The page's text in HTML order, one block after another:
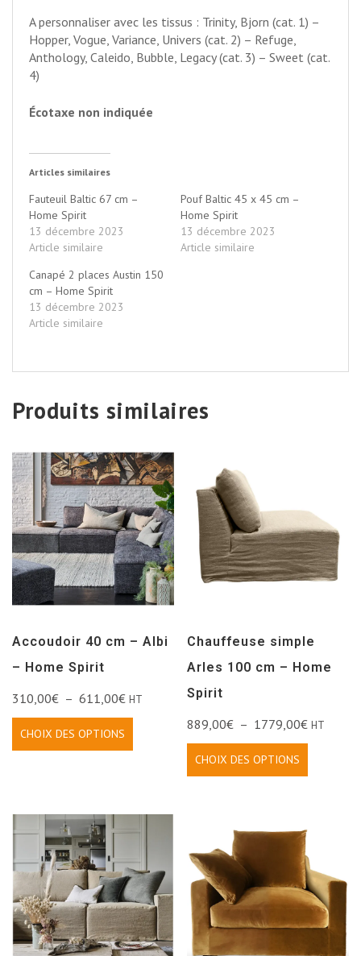
A personnaliser avec les tissus : Trinity, Bjorn (cat. 1) –
Hopper, Vogue, Variance, Univers (cat. 2) – Refuge,
Anthology, Caleido, Bubble, Legacy (cat. 3) – Sweet (cat.
4)
Écotaxe non indiquée
Articles similaires
Fauteuil Baltic 67 cm –
Home Spirit
13 décembre 2023
Article similaire
Pouf Baltic 45 x 45 cm –
Home Spirit
13 décembre 2023
Article similaire
Canapé 2 places Austin 150
cm – Home Spirit
13 décembre 2023
Article similaire
Produits similaires
Accoudoir 40 cm – Albi
– Home Spirit
310,00€ – 611,00€ HT
CHOIX DES OPTIONS
Chauffeuse simple
Arles 100 cm – Home
Spirit
889,00€ – 1779,00€ HT
CHOIX DES OPTIONS